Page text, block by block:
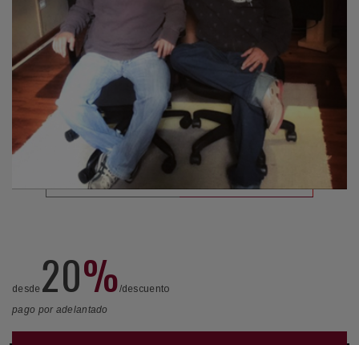
desde 20%/descuento
pago por adelantado